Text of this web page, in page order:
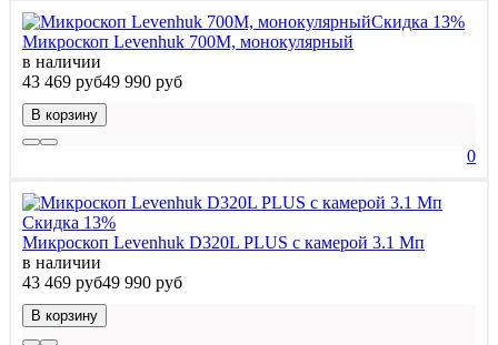
Скидка 13%
Микроскоп Levenhuk 700M, монокулярный
в наличии
43 469 руб49 990 руб
В корзину
0
Скидка 13%
Микроскоп Levenhuk D320L PLUS с камерой 3.1 Мп
в наличии
43 469 руб49 990 руб
В корзину